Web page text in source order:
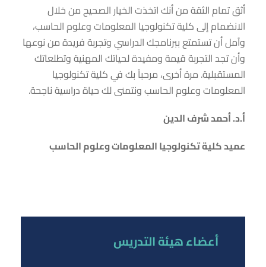
أثق تمام الثقة من أنك اتخذت الخيار الصحيح من خلال
الانضمام إلى كلية تكنولوجيا المعلومات وعلوم الحاسب،
وآمل أن تستمتع ببرنامجك الدراسي وتجربة فريدة من نوعها
وأن تجد التجربة قيمة ومفيدة لحياتك المهنية وتطلعاتك
المستقبلية. مرة أخرى، مرحباً بك في كلية تكنولوجيا
المعلومات وعلوم الحاسب ونتمنى لك حياة دراسية ناجحة.
أ.د. أحمد شرف الدين
عميد كلية تكنولوجيا المعلومات وعلوم الحاسب
أعضاء هيئة التدريس